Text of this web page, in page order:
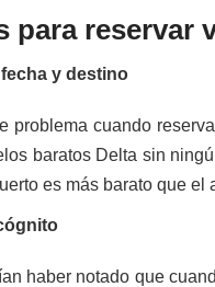
para reservar
y destino
problema cuando
baratos Delta sin
es más barato que el
haber notado que